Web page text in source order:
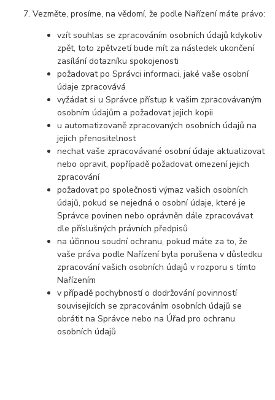
Vezměte, prosíme, na vědomí, že podle Nařízení máte právo:
vzít souhlas se zpracováním osobních údajů kdykoliv
zpět, toto zpětvzetí bude mít za následek ukončení
zasílání dotazníku spokojenosti
požadovat po Správci informaci, jaké vaše osobní
údaje zpracovává
vyžádat si u Správce přístup k vašim zpracovávaným
osobním údajům a požadovat jejich kopii
u automatizovaně zpracovaných osobních údajů na
jejich přenositelnost
nechat vaše zpracovávané osobní údaje aktualizovat
nebo opravit, popřípadě požadovat omezení jejich
zpracování
požadovat po společnosti výmaz vašich osobních
údajů, pokud se nejedná o osobní údaje, které je
Správce povinen nebo oprávněn dále zpracovávat
dle příslušných právních předpisů
na účinnou soudní ochranu, pokud máte za to, že
vaše práva podle Nařízení byla porušena v důsledku
zpracování vašich osobních údajů v rozporu s tímto
Nařízením
v případě pochybností o dodržování povinností
souvisejících se zpracováním osobních údajů se
obrátit na Správce nebo na Úřad pro ochranu
osobních údajů